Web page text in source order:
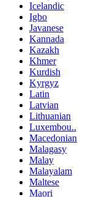
Icelandic
Igbo
Javanese
Kannada
Kazakh
Khmer
Kurdish
Kyrgyz
Latin
Latvian
Lithuanian
Luxembou..
Macedonian
Malagasy
Malay
Malayalam
Maltese
Maori